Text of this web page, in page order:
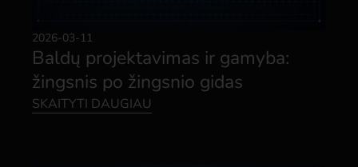
2026-03-11
Baldų projektavimas ir gamyba:
žingsnis po žingsnio gidas
SKAITYTI DAUGIAU